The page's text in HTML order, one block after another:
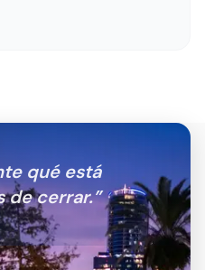
qué está
de cerrar.”